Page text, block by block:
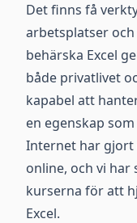
Det finns få
arbetsplatser
behärska Excel
både privatlivet
kapabel att
en egenskap
Internet har gjort
online, och vi har
kurserna för att
Excel.